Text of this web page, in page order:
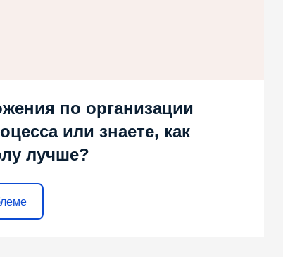
по организации
или знаете, как
лучше?